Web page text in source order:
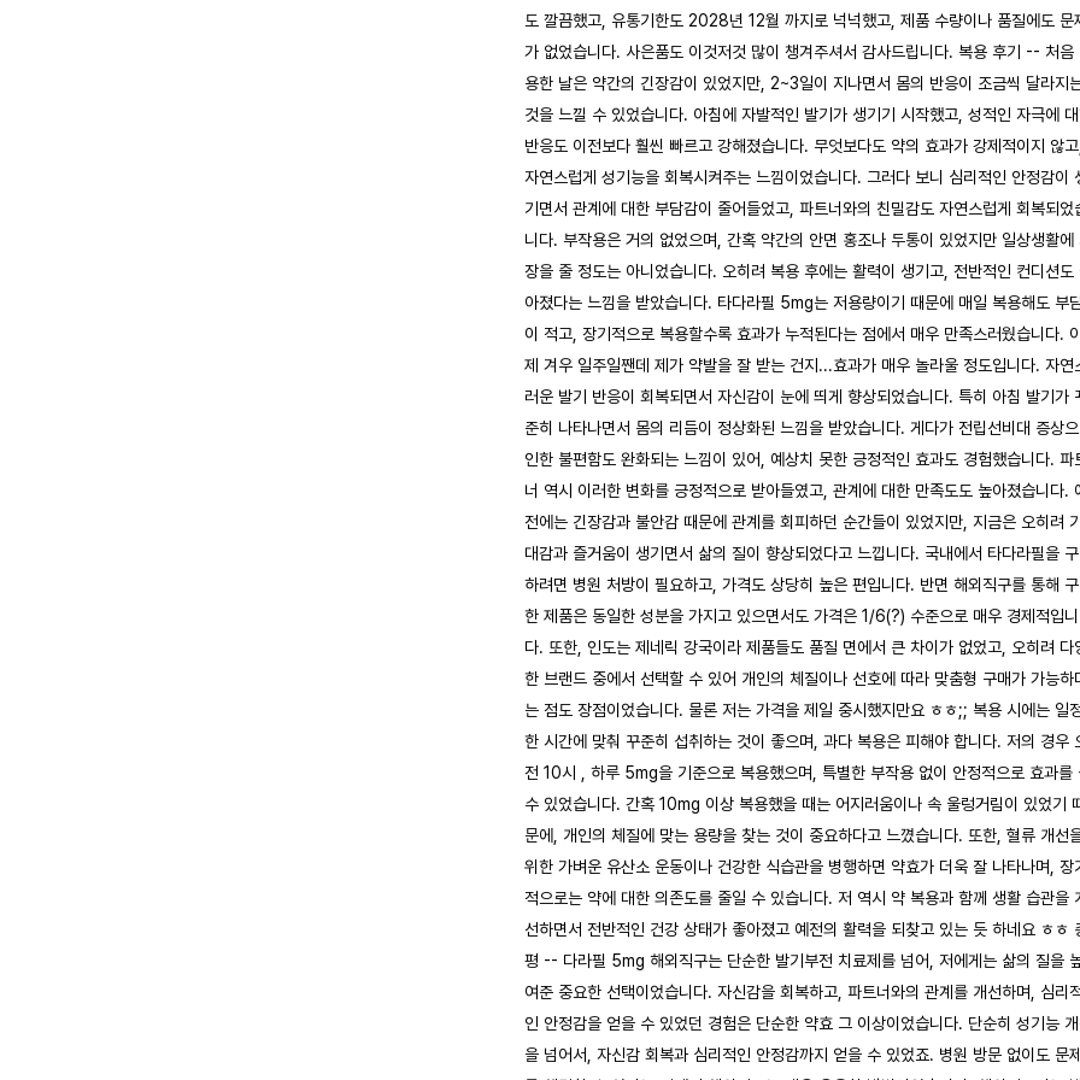
도 깔끔했고, 유통기한도 2028년 12월 까지로 넉넉했고, 제품 수량이나 품질에도 문
가 없었습니다. 사은품도 이것저것 많이 챙겨주셔서 감사드립니다. 복용 후기 -- 처음
용한 날은 약간의 긴장감이 있었지만, 2~3일이 지나면서 몸의 반응이 조금씩 달라지
것을 느낄 수 있었습니다. 아침에 자발적인 발기가 생기기 시작했고, 성적인 자극에
반응도 이전보다 훨씬 빠르고 강해졌습니다. 무엇보다도 약의 효과가 강제적이지 않고,
자연스럽게 성기능을 회복시켜주는 느낌이었습니다. 그러다 보니 심리적인 안정감이
기면서 관계에 대한 부담감이 줄어들었고, 파트너와의 친밀감도 자연스럽게 회복되었
니다. 부작용은 거의 없었으며, 간혹 약간의 안면 홍조나 두통이 있었지만 일상생활에
장을 줄 정도는 아니었습니다. 오히려 복용 후에는 활력이 생기고, 전반적인 컨디션도
아졌다는 느낌을 받았습니다. 타다라필 5mg는 저용량이기 때문에 매일 복용해도 부
이 적고, 장기적으로 복용할수록 효과가 누적된다는 점에서 매우 만족스러웠습니다. 이
제 겨우 일주일짼데 제가 약발을 잘 받는 건지...효과가 매우 놀라울 정도입니다. 자연
러운 발기 반응이 회복되면서 자신감이 눈에 띄게 향상되었습니다. 특히 아침 발기가
준히 나타나면서 몸의 리듬이 정상화된 느낌을 받았습니다. 게다가 전립선비대 증상
인한 불편함도 완화되는 느낌이 있어, 예상치 못한 긍정적인 효과도 경험했습니다. 파
너 역시 이러한 변화를 긍정적으로 받아들였고, 관계에 대한 만족도도 높아졌습니다.
전에는 긴장감과 불안감 때문에 관계를 회피하던 순간들이 있었지만, 지금은 오히려 기
대감과 즐거움이 생기면서 삶의 질이 향상되었다고 느낍니다. 국내에서 타다라필을 구
하려면 병원 처방이 필요하고, 가격도 상당히 높은 편입니다. 반면 해외직구를 통해 구
한 제품은 동일한 성분을 가지고 있으면서도 가격은 1/6(?) 수준으로 매우 경제적입니
다. 또한, 인도는 제네릭 강국이라 제품들도 품질 면에서 큰 차이가 없었고, 오히려 다
한 브랜드 중에서 선택할 수 있어 개인의 체질이나 선호에 따라 맞춤형 구매가 가능하
는 점도 장점이었습니다. 물론 저는 가격을 제일 중시했지만요 ㅎㅎ;; 복용 시에는 일
한 시간에 맞춰 꾸준히 섭취하는 것이 좋으며, 과다 복용은 피해야 합니다. 저의 경우
전 10시 , 하루 5mg을 기준으로 복용했으며, 특별한 부작용 없이 안정적으로 효과를
수 있었습니다. 간혹 10mg 이상 복용했을 때는 어지러움이나 속 울렁거림이 있었기
문에, 개인의 체질에 맞는 용량을 찾는 것이 중요하다고 느꼈습니다. 또한, 혈류 개선
위한 가벼운 유산소 운동이나 건강한 식습관을 병행하면 약효가 더욱 잘 나타나며, 장
적으로는 약에 대한 의존도를 줄일 수 있습니다. 저 역시 약 복용과 함께 생활 습관을
선하면서 전반적인 건강 상태가 좋아졌고 예전의 활력을 되찾고 있는 듯 하네요 ㅎㅎ
평 -- 다라필 5mg 해외직구는 단순한 발기부전 치료제를 넘어, 저에게는 삶의 질을
여준 중요한 선택이었습니다. 자신감을 회복하고, 파트너와의 관계를 개선하며, 심리
인 안정감을 얻을 수 있었던 경험은 단순한 약효 그 이상이었습니다. 단순히 성기능
을 넘어서, 자신감 회복과 심리적인 안정감까지 얻을 수 있었죠. 병원 방문 없이도 문제